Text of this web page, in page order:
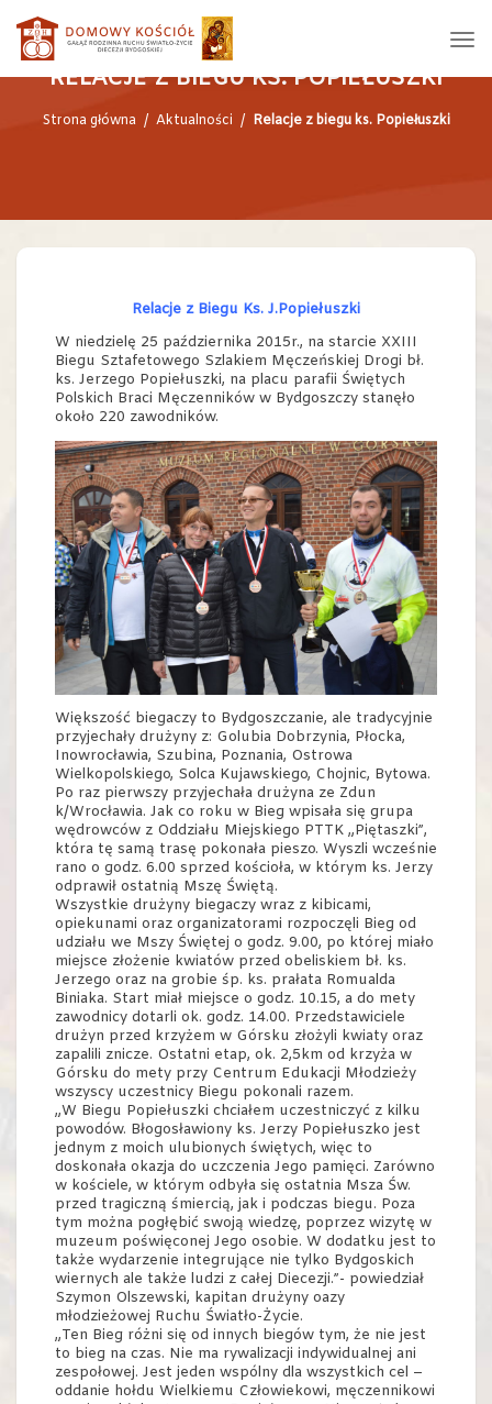
RELACJE Z BIEGU KS. POPIEŁUSZKI
Strona główna / Aktualności / Relacje z biegu ks. Popiełuszki
Relacje z Biegu Ks. J.Popiełuszki
W niedzielę 25 października 2015r., na starcie XXIII
Biegu Sztafetowego Szlakiem Męczeńskiej Drogi bł.
ks. Jerzego Popiełuszki, na placu parafii Świętych
Polskich Braci Męczenników w Bydgoszczy stanęło
około 220 zawodników.
Większość biegaczy to Bydgoszczanie, ale tradycyjnie
przyjechały drużyny z: Golubia Dobrzynia, Płocka,
Inowrocławia, Szubina, Poznania, Ostrowa
Wielkopolskiego, Solca Kujawskiego, Chojnic, Bytowa.
Po raz pierwszy przyjechała drużyna ze Zdun
k/Wrocławia. Jak co roku w Bieg wpisała się grupa
wędrowców z Oddziału Miejskiego PTTK „Piętaszki”,
która tę samą trasę pokonała pieszo. Wyszli wcześnie
rano o godz. 6.00 sprzed kościoła, w którym ks. Jerzy
odprawił ostatnią Mszę Świętą.
Wszystkie drużyny biegaczy wraz z kibicami,
opiekunami oraz organizatorami rozpoczęli Bieg od
udziału we Mszy Świętej o godz. 9.00, po której miało
miejsce złożenie kwiatów przed obeliskiem bł. ks.
Jerzego oraz na grobie śp. ks. prałata Romualda
Biniaka. Start miał miejsce o godz. 10.15, a do mety
zawodnicy dotarli ok. godz. 14.00. Przedstawiciele
drużyn przed krzyżem w Górsku złożyli kwiaty oraz
zapalili znicze. Ostatni etap, ok. 2,5km od krzyża w
Górsku do mety przy Centrum Edukacji Młodzieży
wszyscy uczestnicy Biegu pokonali razem.
„W Biegu Popiełuszki chciałem uczestniczyć z kilku
powodów. Błogosławiony ks. Jerzy Popiełuszko jest
jednym z moich ulubionych świętych, więc to
doskonała okazja do uczczenia Jego pamięci. Zarówno
w kościele, w którym odbyła się ostatnia Msza Św.
przed tragiczną śmiercią, jak i podczas biegu. Poza
tym można pogłębić swoją wiedzę, poprzez wizytę w
muzeum poświęconej Jego osobie. W dodatku jest to
także wydarzenie integrujące nie tylko Bydgoskich
wiernych ale także ludzi z całej Diecezji.”- powiedział
Szymon Olszewski, kapitan drużyny oazy
młodzieżowej Ruchu Światło-Życie.
„Ten Bieg różni się od innych biegów tym, że nie jest
to bieg na czas. Nie ma rywalizacji indywidualnej ani
zespołowej. Jest jeden wspólny dla wszystkich cel –
oddanie hołdu Wielkiemu Człowiekowi, męczennikowi